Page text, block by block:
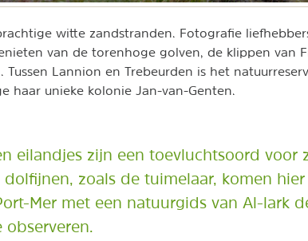
witte zandstranden. Fotografie
van de torenhoge golven, de klippen van
Tussen Lannion en Trebeurden is het
haar unieke kolonie Jan-van-Genten.
eilandjes zijn een toevluchtsoord voor
dolfijnen, zoals de tuimelaar, komen
Mer met een natuurgids van Al-lark